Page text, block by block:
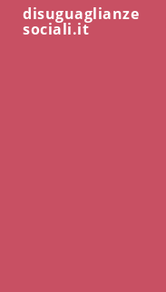
disuguaglianze
sociali.it